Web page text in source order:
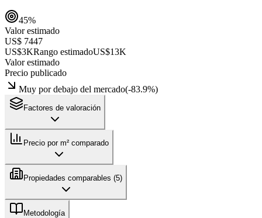
45%
Valor estimado
US$ 7447
US$3KRango estimadoUS$13K
Valor estimado
Precio publicado
Muy por debajo del mercado(-83.9%)
Factores de valoración
Precio por m² comparado
Propiedades comparables (5)
Metodología